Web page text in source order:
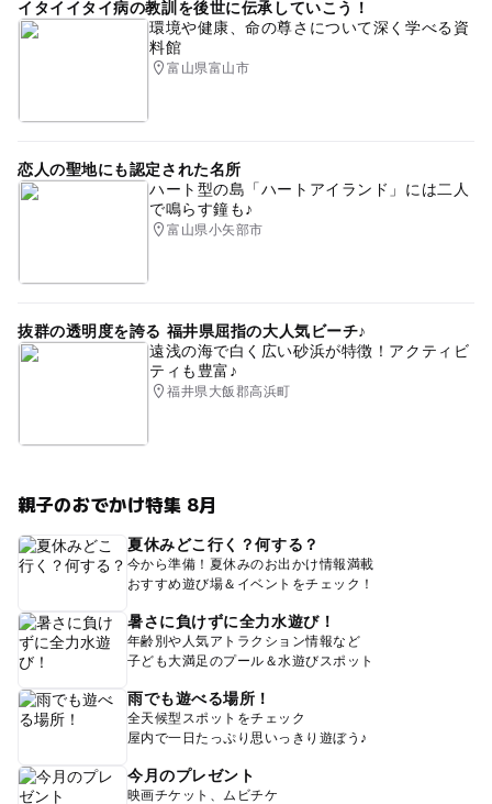
イタイイタイ病の教訓を後世に伝承していこう！
環境や健康、命の尊さについて深く学べる資
料館
富山県富山市
恋人の聖地にも認定された名所
ハート型の島「ハートアイランド」には二人
で鳴らす鐘も♪
富山県小矢部市
抜群の透明度を誇る 福井県屈指の大人気ビーチ♪
遠浅の海で白く広い砂浜が特徴！アクティビ
ティも豊富♪
福井県大飯郡高浜町
親子のおでかけ特集 8月
夏休みどこ行く？何する？
今から準備！夏休みのお出かけ情報満載
おすすめ遊び場＆イベントをチェック！
暑さに負けずに全力水遊び！
年齢別や人気アトラクション情報など
子ども大満足のプール＆水遊びスポット
雨でも遊べる場所！
全天候型スポットをチェック
屋内で一日たっぷり思いっきり遊ぼう♪
今月のプレゼント
映画チケット、ムビチケ